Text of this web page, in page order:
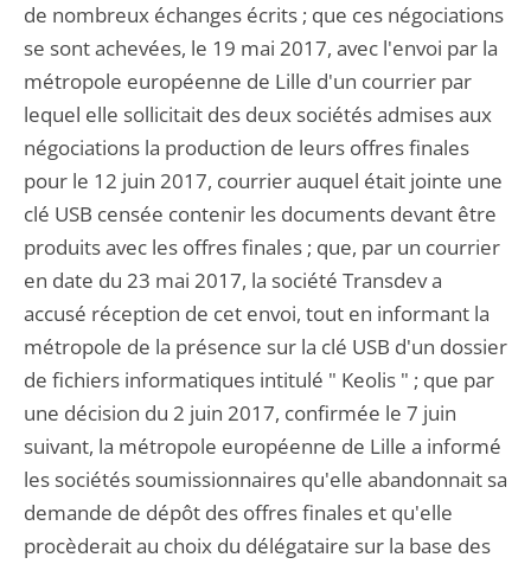
de nombreux échanges écrits ; que ces négociations
se sont achevées, le 19 mai 2017, avec l'envoi par la
métropole européenne de Lille d'un courrier par
lequel elle sollicitait des deux sociétés admises aux
négociations la production de leurs offres finales
pour le 12 juin 2017, courrier auquel était jointe une
clé USB censée contenir les documents devant être
produits avec les offres finales ; que, par un courrier
en date du 23 mai 2017, la société Transdev a
accusé réception de cet envoi, tout en informant la
métropole de la présence sur la clé USB d'un dossier
de fichiers informatiques intitulé " Keolis " ; que par
une décision du 2 juin 2017, confirmée le 7 juin
suivant, la métropole européenne de Lille a informé
les sociétés soumissionnaires qu'elle abandonnait sa
demande de dépôt des offres finales et qu'elle
procèderait au choix du délégataire sur la base des